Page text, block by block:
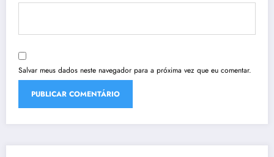
Salvar meus dados neste navegador para a próxima vez que eu comentar.